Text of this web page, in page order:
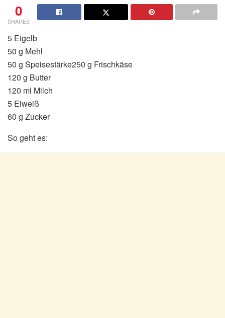
0
SHARES
5 Eigelb
50 g Mehl
50 g Speisestärke250 g Frischkäse
120 g Butter
120 ml Milch
5 Eiweiß
60 g Zucker
So geht es: